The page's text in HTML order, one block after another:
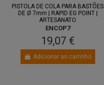
PISTOLA DE COLA PARA BASTÕES
DE Ø 7mm | RAPID EG POINT |
ARTESANATO
ENCOP7
19,07 €
Adicionar ao carrinho